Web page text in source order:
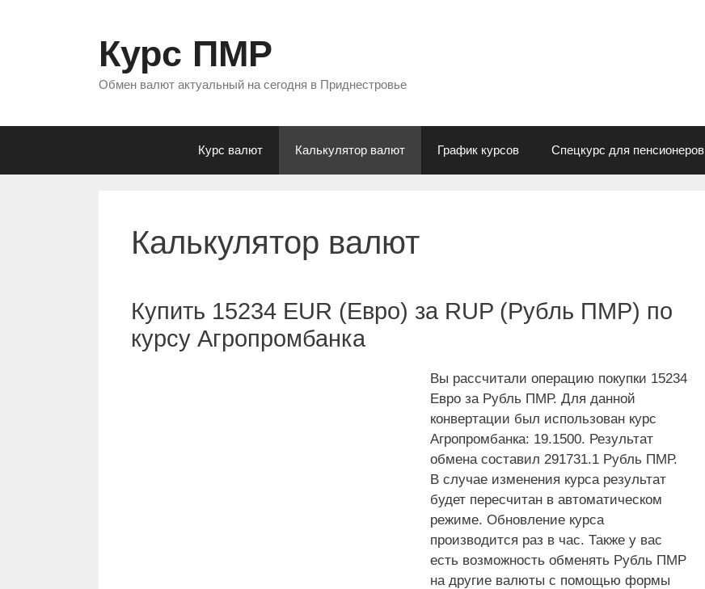
Курс ПМР
Обмен валют актуальный на сегодня в Приднестровье
Курс валют Калькулятор валют График курсов Спецкурс для пенсионеров
Калькулятор валют
Купить 15234 EUR (Евро) за RUP (Рубль ПМР) по
курсу Агропромбанка
Вы рассчитали операцию покупки 15234
Евро за Рубль ПМР. Для данной
конвертации был использован курс
Агропромбанка: 19.1500. Результат
обмена составил 291731.1 Рубль ПМР.
В случае изменения курса результат
будет пересчитан в автоматическом
режиме. Обновление курса
производится раз в час. Также у вас
есть возможность обменять Рубль ПМР
на другие валюты с помощью формы